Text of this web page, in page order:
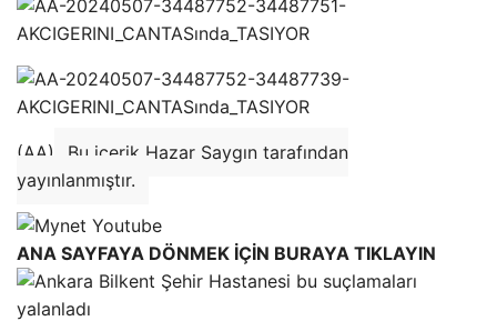
(AA)
Bu içerik Hazar Saygın tarafından
yayınlanmıştır.
ANA SAYFAYA DÖNMEK İÇİN BURAYA TIKLAYIN